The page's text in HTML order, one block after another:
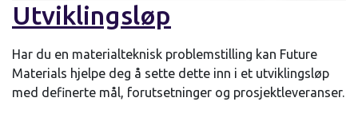
Utviklingsløp
Har du en materialteknisk problemstilling kan Future
Materials hjelpe deg å sette dette inn i et utviklingsløp
med definerte mål, forutsetninger og prosjektleveranser.